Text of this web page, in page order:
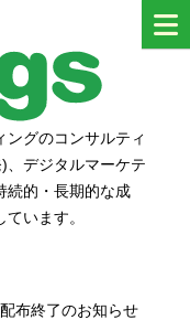
グのコンサルティ
、デジタルマーケテ
続的・長期的な成
います。
布終了のお知らせ